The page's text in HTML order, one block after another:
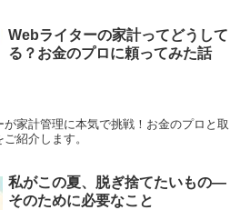
Webライターの家計ってどうして
る？お金のプロに頼ってみた話
家計管理に本気で挑戦！お金のプロと取
紹介します。
私がこの夏、脱ぎ捨てたいもの―
そのために必要なこと